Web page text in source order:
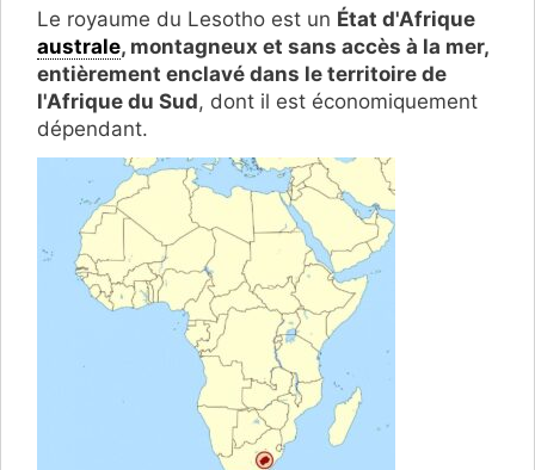
Le royaume du Lesotho est un État d'Afrique
australe, montagneux et sans accès à la mer,
entièrement enclavé dans le territoire de
l'Afrique du Sud, dont il est économiquement
dépendant.